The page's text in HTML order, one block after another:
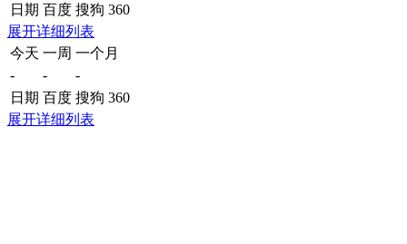
日期 百度 搜狗 360
展开详细列表
今天 一周 一个月
-
-
-
日期 百度 搜狗 360
展开详细列表